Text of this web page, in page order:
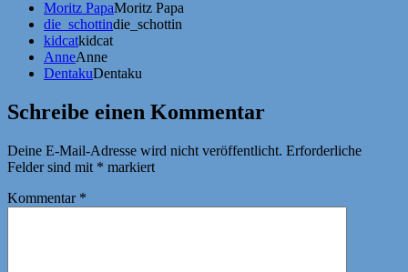
Moritz PapaMoritz Papa
die_schottindie_schottin
kidcatkidcat
AnneAnne
DentakuDentaku
Schreibe einen Kommentar
Deine E-Mail-Adresse wird nicht veröffentlicht. Erforderliche
Felder sind mit * markiert
Kommentar *